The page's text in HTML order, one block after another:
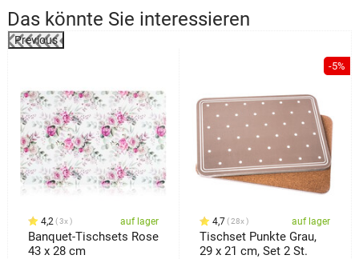
Das könnte Sie interessieren
Previous
4,2 3x auf lager
Banquet-Tischsets Rose
43 x 28 cm
-5%
4,7 28x auf lager
Tischset Punkte Grau,
29 x 21 cm, Set 2 St.